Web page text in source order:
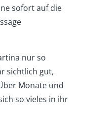
sofort auf die
nur so
sichtlich gut,
Monate und
so vieles in ihr